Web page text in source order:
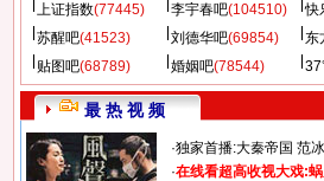
上证指数(77445) 李宇春吧(104510) 快
苏醒吧(41523) 刘德华吧(69854) 东
贴图吧(68789) 婚姻吧(78544)
最 热 视 频
·独家首播:大秦帝国 范
·在线看超高收视大戏: